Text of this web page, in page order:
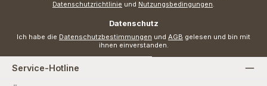
Datenschutzrichtlinie und Nutzungsbedingungen.
Datenschutz
Ich habe die Datenschutzbestimmungen und AGB gelesen und bin mit
ihnen einverstanden.
Service-Hotline